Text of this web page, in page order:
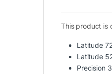
This product is
Latitude
Latitude
Precision